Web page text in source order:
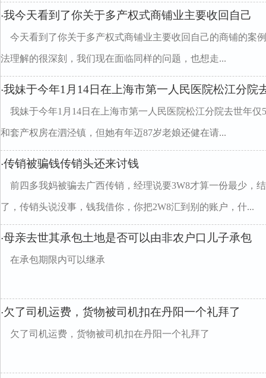
·我今天看到了你关于多产权式商铺业主要收回自己
今天看到了你关于多产权式商铺业主要收回自己的商铺的案
法理解的很深刻，我们现在面临同样的问题，也想走...
·我妹于今年1月14日在上海市第一人民医院松江分院
我妹于今年1月14日在上海市第一人民医院松江分院去世年
和套产权房在泗泾镇，但她有年迈87岁老娘还健在请...
·传销被骗钱传销头还来讨钱
前四多我妈被骗去广西传销，经理说要3W8才算一份最少，
了，传销头说没事，钱我借你，你把2W8汇到别的账户，什...
·母亲去世其承包土地是否可以由非农户口儿子承包
在承包期限内可以继承
·欠了司机运费，货物被司机扣在丹阳一个礼拜了
欠了司机运费，货物被司机扣在丹阳一个礼拜了